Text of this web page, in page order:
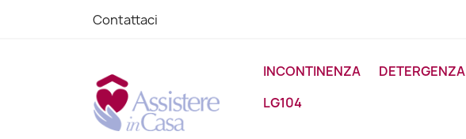
Contattaci
INCONTINENZA DETERGENZA
LG104